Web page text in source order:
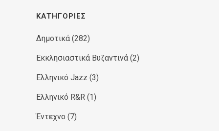
ΚΑΤΗΓΟΡΊΕΣ
Δημοτικά (282)
Εκκλησιαστικά Βυζαντινά (2)
Ελληνικό Jazz (3)
Ελληνικό R&R (1)
Έντεχνο (7)